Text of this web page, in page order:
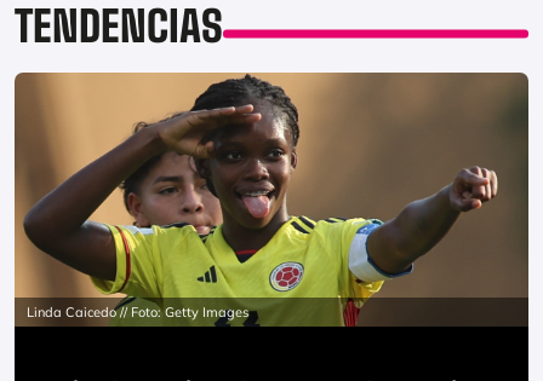
TENDENCIAS
Linda Caicedo // Foto: Getty Images